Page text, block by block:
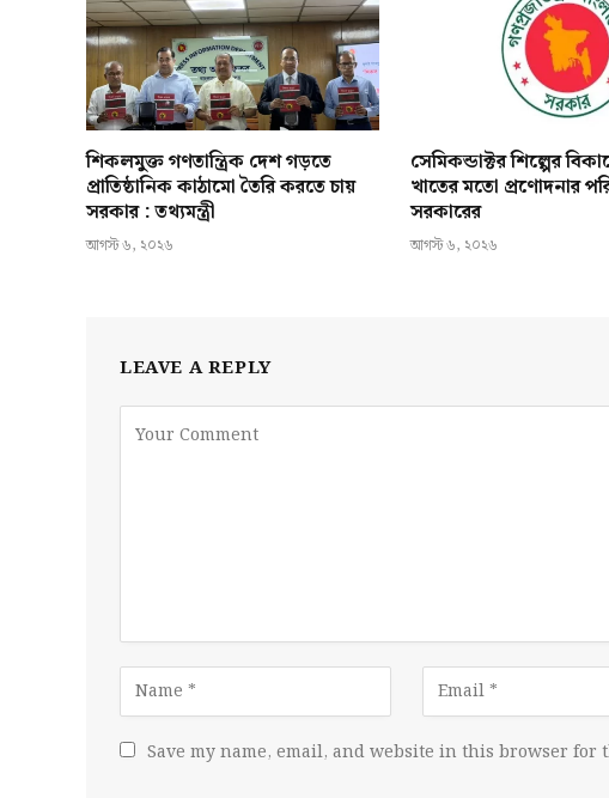
শিকলমুক্ত গণতান্ত্রিক দেশ গড়তে
প্রাতিষ্ঠানিক কাঠামো তৈরি করতে চায়
সরকার : তথ্যমন্ত্রী
আগস্ট ৬, ২০২৬
সেমিকন্ডাক্টর শিল্পের
খাতের মতো প্রণোদনার
সরকারের
আগস্ট ৬, ২০২৬
LEAVE A REPLY
Save my name, email, and website in this browser for